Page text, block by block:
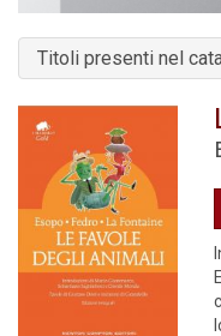
Titoli presenti nel